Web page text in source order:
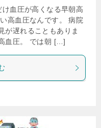
血圧が高くなる早朝高
高血圧なんです。 病院
が遅れることもありま
血圧。 では朝 […]